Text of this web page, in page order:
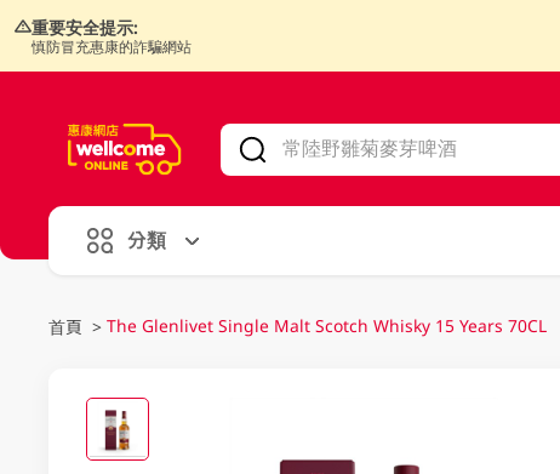
重要安全提示:
慎防冒充惠康的詐騙網站
分類
首頁 > The Glenlivet Single Malt Scotch Whisky 15 Years 70CL